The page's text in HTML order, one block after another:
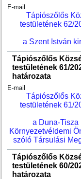
E-mail
Tápiószőlős
testületének 62/
a Szent István
Tápiószőlős
testületének 61/
határozata
E-mail
Tápiószőlős
testületének 61/
a Duna-
Környezetvéldemi
szóló Társulási
Tápiószőlős
testületének 60/
határozata